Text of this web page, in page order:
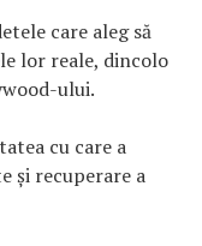
care aleg să
lor reale, dincolo
ului.
cu care a
și recuperare a